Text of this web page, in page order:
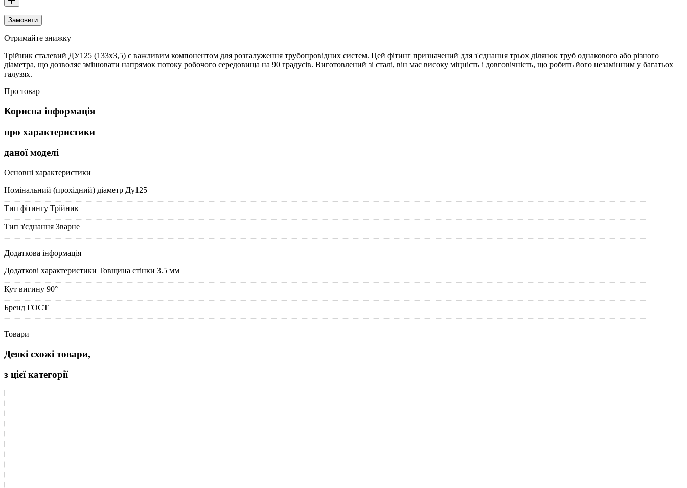
Замовити
Отримайте знижку
Трійник сталевий ДУ125 (133х3,5) є важливим компонентом для розгалуження трубопровідних систем. Цей фітинг призначений для з'єднання трьох ділянок труб однакового або різного
діаметра, що дозволяє змінювати напрямок потоку робочого середовища на 90 градусів. Виготовлений зі сталі, він має високу міцність і довговічність, що робить його незамінним у багатьох
галузях.
Про товар
Корисна інформація
про характеристики
даної моделі
Основні характеристики
Номінальний (прохідний) діаметр Ду125
Тип фітингу Трійник
Тип з'єднання Зварне
Додаткова інформація
Додаткові характеристики Товщина стінки 3.5 мм
Кут вигину 90°
Бренд ГОСТ
Товари
Деякі схожі товари,
з цієї категорії